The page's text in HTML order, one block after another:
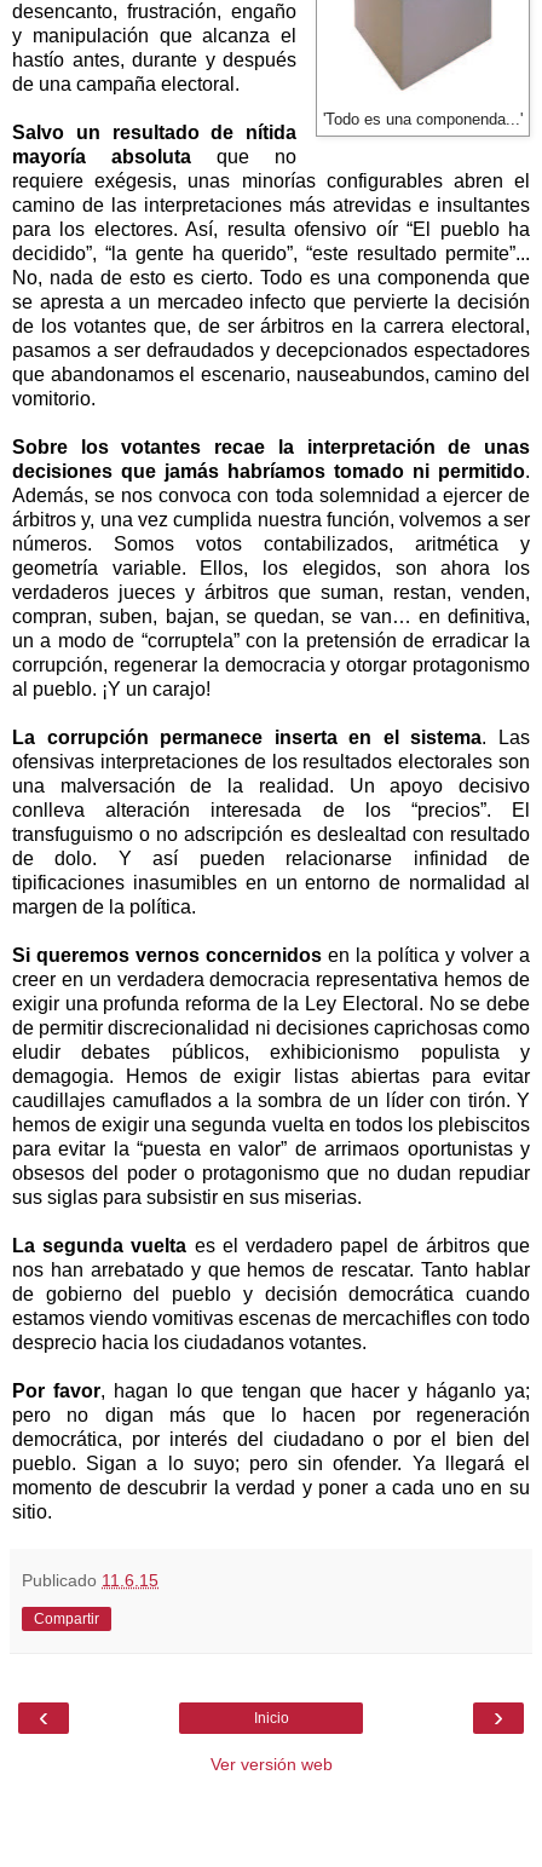
'Todo es una componenda...'
desencanto, frustración, engaño
y manipulación que alcanza el
hastío antes, durante y después
de una campaña electoral.
Salvo un resultado de nítida
mayoría absolutaque no
requiere exégesis, unas minorías configurables abren el
camino de las interpretaciones más atrevidas e insultantes
para los electores. Así, resulta ofensivo oír “El pueblo ha
decidido”, “la gente ha querido”, “este resultado permite”...
No, nada de esto es cierto. Todo es una componenda que
se apresta a un mercadeo infecto que pervierte la decisión
de los votantes que, de ser árbitros en la carrera electoral,
pasamos a ser defraudados y decepcionados espectadores
que abandonamos el escenario, nauseabundos, camino del
vomitorio.
Sobre los votantes recae la interpretación de unas
decisiones que jamás habríamos tomado ni permitido.
Además, se nos convoca con toda solemnidad a ejercer de
árbitros y, una vez cumplida nuestra función, volvemos a ser
números. Somos votos contabilizados, aritmética y
geometría variable. Ellos, los elegidos, son ahora los
verdaderos jueces y árbitros que suman, restan, venden,
compran, suben, bajan, se quedan, se van… en definitiva,
un a modo de “corruptela” con la pretensión de erradicar la
corrupción, regenerar la democracia y otorgar protagonismo
al pueblo. ¡Y un carajo!
La corrupción permanece inserta en el sistema. Las
ofensivas interpretaciones de los resultados electorales son
una malversación de la realidad. Un apoyo decisivo
conlleva alteración interesada de los “precios”. El
transfuguismo o no adscripción es deslealtad con resultado
de dolo. Y así pueden relacionarse infinidad de
tipificaciones inasumibles en un entorno de normalidad al
margen de la política.
Si queremos vernos concernidos en la política y volver a
creer en un verdadera democracia representativa hemos de
exigir una profunda reforma de la Ley Electoral. No se debe
de permitir discrecionalidad ni decisiones caprichosas como
eludir debates públicos, exhibicionismo populista y
demagogia. Hemos de exigir listas abiertas para evitar
caudillajes camuflados a la sombra de un líder con tirón. Y
hemos de exigir una segunda vuelta en todos los plebiscitos
para evitar la “puesta en valor” de arrimaos oportunistas y
obsesos del poder o protagonismo que no dudan repudiar
sus siglas para subsistir en sus miserias.
La segunda vuelta es el verdadero papel de árbitros que
nos han arrebatado y que hemos de rescatar. Tanto hablar
de gobierno del pueblo y decisión democrática cuando
estamos viendo vomitivas escenas de mercachifles con todo
desprecio hacia los ciudadanos votantes.
Por favor, hagan lo que tengan que hacer y háganlo ya;
pero no digan más que lo hacen por regeneración
democrática, por interés del ciudadano o por el bien del
pueblo. Sigan a lo suyo; pero sin ofender. Ya llegará el
momento de descubrir la verdad y poner a cada uno en su
sitio.
Publicado 11.6.15
Compartir
‹ ›
Inicio
Ver versión web